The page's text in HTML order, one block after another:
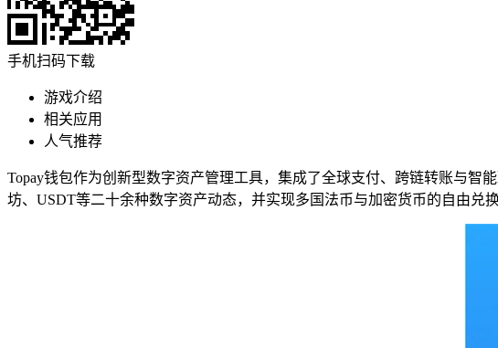
手机扫码下载
游戏介绍
相关应用
人气推荐
Topay钱包作为创新型数字资产管理工具，集成了全球支付、跨链转账与
坊、USDT等二十余种数字资产动态，并实现多国法币与加密货币的自由兑换